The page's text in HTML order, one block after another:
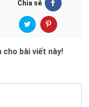
Chia sẻ
cho bài viết này!